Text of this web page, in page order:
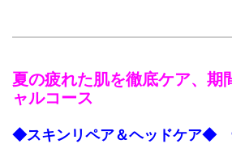
夏の疲れた肌を徹底ケア、期
ャルコース
◆スキンリペア＆ヘッドケア◆